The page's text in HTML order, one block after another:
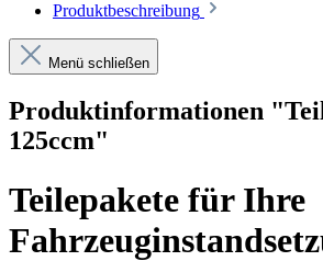
Produktbeschreibung
Menü schließen
Produktinformationen
125ccm"
Teilepakete für Ihre